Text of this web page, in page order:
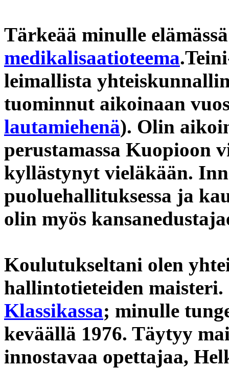
Tärkeää minulle
medikalisaatioteema
leimallista
tuominnut aikoinaan
lautamiehenä). Olin
perustamassa Kuopioon
kyllästynyt vieläkään.
puoluehallituksessa ja
olin myös
Koulutukseltani olen
hallintotieteiden
Klassikassa; minulle
keväällä 1976. Täytyy
innostavaa opettajaa,